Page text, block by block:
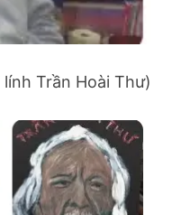
Trần Hoài Thư)